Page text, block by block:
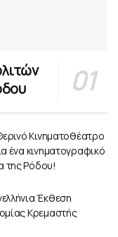
Κινηματοθέατρο
ένα κινηματογραφικό
της Ρόδου!
Έκθεση
Κρεμαστής